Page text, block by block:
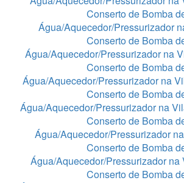
Conserto de Bomba
Água/Aquecedor/Pressurizador
Conserto de Bomba
Água/Aquecedor/Pressurizador na
Conserto de Bomba
Água/Aquecedor/Pressurizador na
Conserto de Bomba
Água/Aquecedor/Pressurizador na
Conserto de Bomba
Água/Aquecedor/Pressurizador
Conserto de Bomba
Água/Aquecedor/Pressurizador na
Conserto de Bomba